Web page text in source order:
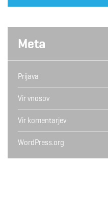
Meta
Prijava
Vir vnosov
Vir komentarjev
WordPress.org